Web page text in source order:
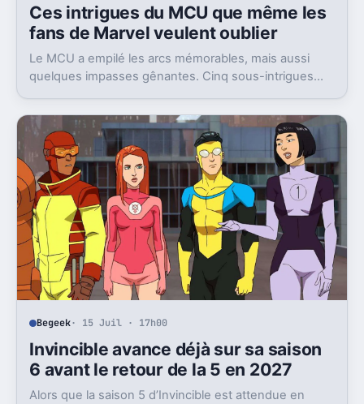
Ces intrigues du MCU que même les
fans de Marvel veulent oublier
Le MCU a empilé les arcs mémorables, mais aussi
quelques impasses gênantes. Cinq sous-intrigues
Begeek· 15 Juil · 17h00
Invincible avance déjà sur sa saison
6 avant le retour de la 5 en 2027
Alors que la saison 5 d’Invincible est attendue en